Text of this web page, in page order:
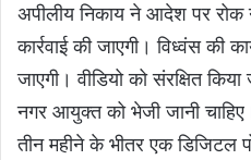
अपीलीय निकाय ने आदेश पर रोक
कार्रवाई की जाएगी। विध्वंस की
जाएगी। वीडियो को संरक्षित किया
नगर आयुक्त को भेजी जानी
तीन महीने के भीतर एक डिजिटल